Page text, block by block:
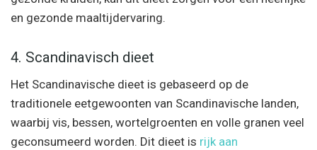
en gezonde maaltijdervaring.
4. Scandinavisch dieet
Het Scandinavische dieet is gebaseerd op de
traditionele eetgewoonten van Scandinavische landen,
waarbij vis, bessen, wortelgroenten en volle granen veel
geconsumeerd worden. Dit dieet is rijk aan